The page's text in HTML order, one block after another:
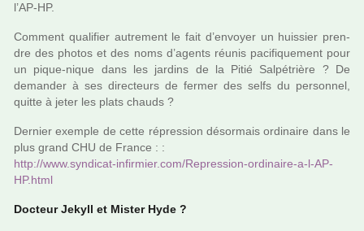
l’AP-HP.
Comment qua­li­fier autre­ment le fait d’envoyer un huis­sier pren­
dre des photos et des noms d’agents réunis paci­fi­que­ment pour
un pique-nique dans les jar­dins de la Pitié Salpétrière ? De
deman­der à ses direc­teurs de fermer des selfs du per­son­nel,
quitte à jeter les plats chauds ?
Dernier exem­ple de cette répres­sion désor­mais ordi­naire dans le
plus grand CHU de France : :
http://www.syn­di­cat-infir­mier.com/Repression-ordi­naire-a-l-AP-
HP.html
Docteur Jekyll et Mister Hyde ?